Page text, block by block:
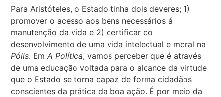
Para Aristóteles, o Estado tinha dois deveres; 1)
promover o acesso aos bens necessários á
manutenção da vida e 2) certificar do
desenvolvimento de uma vida intelectual e moral na
Pólis. EmA Política, vamos perceber que é através
de uma educação voltada para o alcance da virtude
que o Estado se torna capaz de forma cidadãos
conscientes da prática da boa ação. É por meio da